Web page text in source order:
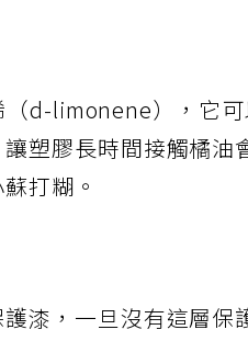
d-limonene），它
塑膠長時間接觸橘油
打糊。
漆，一旦沒有這層保